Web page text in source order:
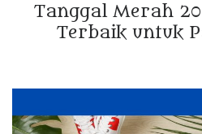
Tanggal Merah
Terbaik untuk